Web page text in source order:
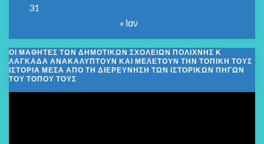
31
« Ιαν
ΟΙ ΜΑΘΗΤΈΣ ΤΩΝ ΔΗΜΟΤΙΚΏΝ ΣΧΟΛΕΊΩΝ ΠΟΛΊΧΝΗΣ Κ
ΛΑΓΚΑΔΆ ΑΝΑΚΑΛΎΠΤΟΥΝ ΚΑΙ ΜΕΛΕΤΟΎΝ ΤΗΝ ΤΟΠΙΚΉ ΤΟΥΣ
ΙΣΤΟΡΊΑ ΜΈΣΑ ΑΠΌ ΤΗ ΔΙΕΡΕΎΝΗΣΗ ΤΩΝ ΙΣΤΟΡΙΚΏΝ ΠΗΓΏΝ
ΤΟΥ ΤΌΠΟΥ ΤΟΥΣ